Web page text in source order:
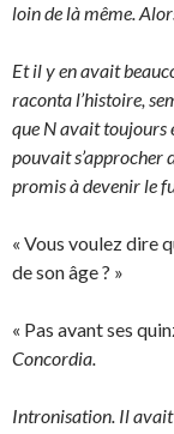
loin de là même.
Et il y en avait
raconta l’histoire,
que N avait toujours
pouvait s’approcher
promis à devenir le
« Vous voulez dire
de son âge ? »
« Pas avant ses
Concordia.
Intronisation. Il avait